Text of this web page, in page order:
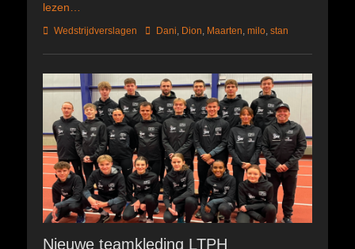
lezen…
Categorieën
Wedstrijdverslagen TagsDani, Dion, Maarten, milo, stan
Nieuwe teamkleding LTPH